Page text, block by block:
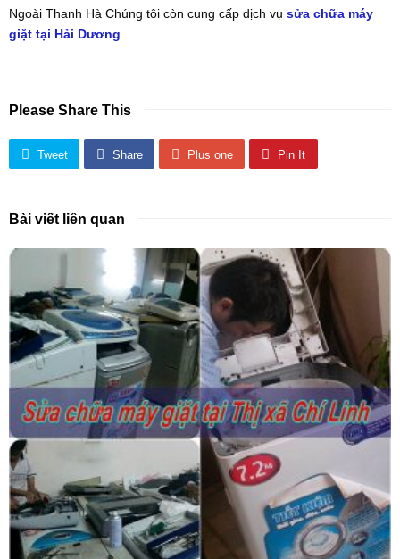
Ngoài Thanh Hà Chúng tôi còn cung cấp dịch vụ sửa chữa máy
giặt tại Hải Dương
Please Share This
Tweet Share Plus one Pin It
Bài viết liên quan